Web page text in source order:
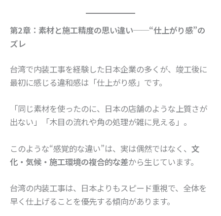
第2章：素材と施工精度の思い違い──“仕上がり感”の
ズレ
台湾で内装工事を経験した日本企業の多くが、竣工後に
最初に感じる違和感は「仕上がり感」です。
「同じ素材を使ったのに、日本の店舗のような上質さが
出ない」「木目の流れや角の処理が雑に見える」。
このような“感覚的な違い”は、実は偶然ではなく、 文
化・気候・施工環境の複合的な差から生じています。
台湾の内装工事は、日本よりもスピード重視で、全体を
早く仕上げることを優先する傾向があります。